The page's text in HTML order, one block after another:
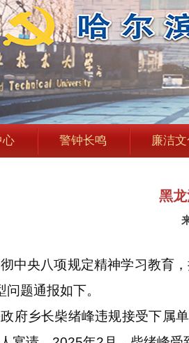
心 警钟长鸣 廉洁
黑
中央八项规定精神学习教育
题通报如下。
乡长柴绪峰违规接受下属单